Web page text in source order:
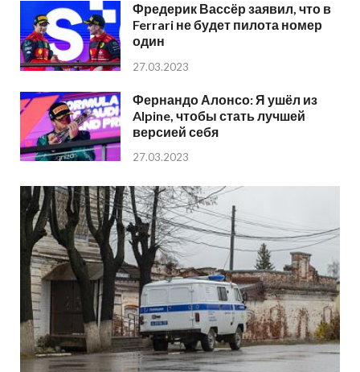
Фредерик Вассёр заявил, что в
Ferrari не будет пилота номер
один
27.03.2023
Фернандо Алонсо: Я ушёл из
Alpine, чтобы стать лучшей
версией себя
27.03.2023